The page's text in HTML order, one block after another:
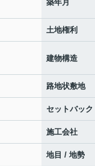
築年月
土地権利
建物構造
路地状敷地
セットバック
施工会社
地目 / 地勢